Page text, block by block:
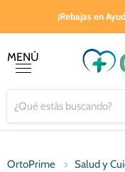
¡Rebajas en
MENÚ
OrtoPrime Salud y